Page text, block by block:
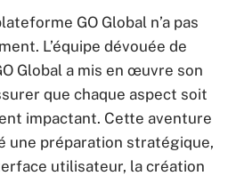
GO Global n’a pas
L’équipe dévouée de
Global a mis en œuvre son
que chaque aspect soit
impactant. Cette aventure
une préparation stratégique,
utilisateur, la création